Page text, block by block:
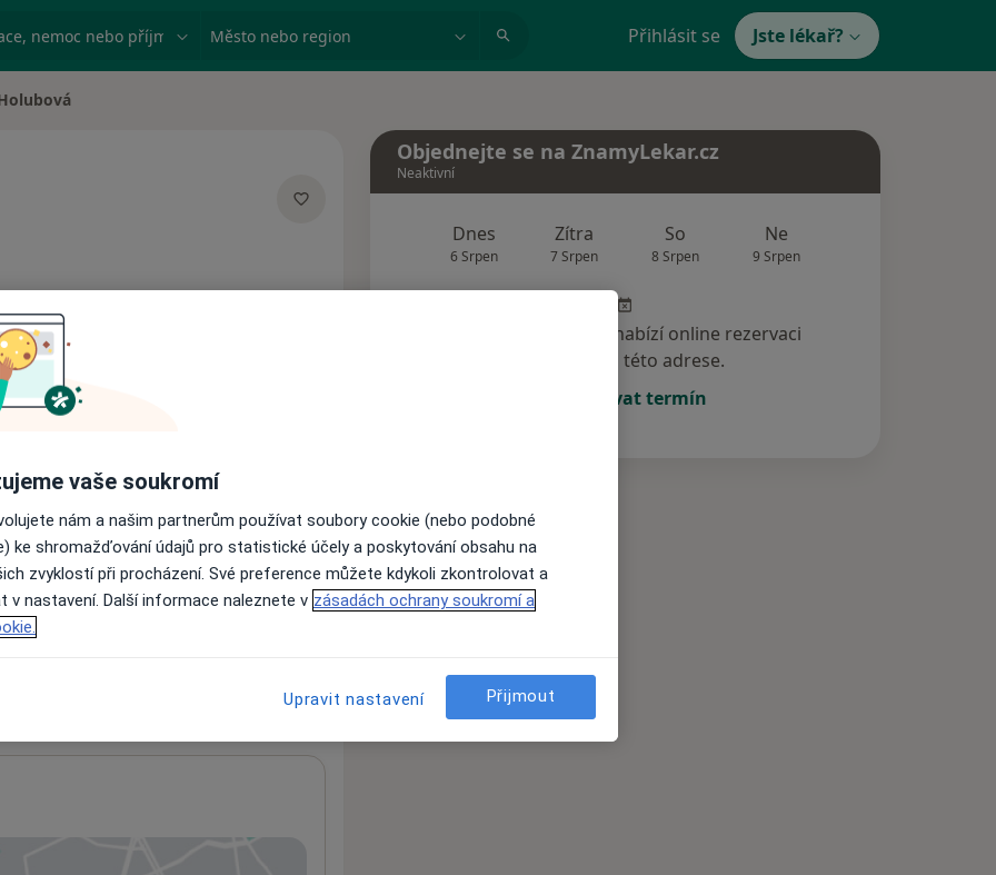
nemoc nebo příjmení Město nebo region Přihlásit se Jste lékař?
nejsou k dispozici
informace o svých službách.
Objednejte se na ZnamyLekar.cz
Neaktivní
Dnes
6 Srpen
Zítra
7 Srpen
So
8 Srpen
Ne
9 Srpen
Tento specialista nenabízí online rezervaci
termínu na této adrese.
Rezervovat termín
vaše soukromí
nám a našim partnerům používat soubory cookie (nebo podobné
ke shromažďování údajů pro statistické účely a poskytování obsahu na
zvyklostí při procházení. Své preference můžete kdykoli zkontrolovat a
v nastavení. Další informace naleznete v zásadách ochrany soukromí a
Upravit nastavení Přijmout